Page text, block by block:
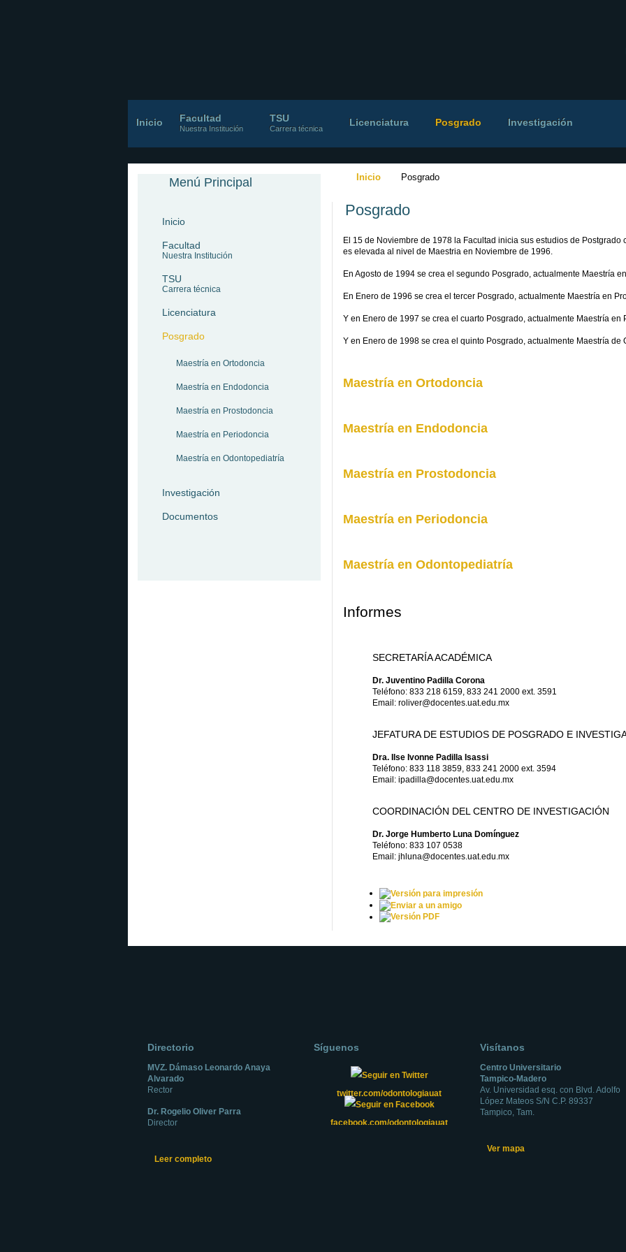
Inicio Facultad
Nuestra Institución
TSU
Carrera técnica
Licenciatura Posgrado Investigación
Inicio Posgrado
Posgrado
El 15 de Noviembre de 1978 la Facultad inicia sus estudios de Postgrado
es elevada al nivel de Maestria en Noviembre de 1996.
En Agosto de 1994 se crea el segundo Posgrado, actualmente Maestría
En Enero de 1996 se crea el tercer Posgrado, actualmente Maestría en
Y en Enero de 1997 se crea el cuarto Posgrado, actualmente Maestría en
Y en Enero de 1998 se crea el quinto Posgrado, actualmente Maestría de
Maestría en Ortodoncia
Maestría en Endodoncia
Maestría en Prostodoncia
Maestría en Periodoncia
Maestría en Odontopediatría
Informes
SECRETARÍA ACADÉMICA
Dr. Juventino Padilla Corona
Teléfono: 833 218 6159, 833 241 2000 ext. 3591
Email: roliver@docentes.uat.edu.mx
JEFATURA DE ESTUDIOS DE POSGRADO E
Dra. Ilse Ivonne Padilla Isassi
Teléfono: 833 118 3859, 833 241 2000 ext. 3594
Email: ipadilla@docentes.uat.edu.mx
COORDINACIÓN DEL CENTRO DE INVESTIGACIÓN
Dr. Jorge Humberto Luna Domínguez
Teléfono: 833 107 0538
Email: jhluna@docentes.uat.edu.mx
Menú Principal
Inicio
Facultad
Nuestra Institución
TSU
Carrera técnica
Licenciatura
Posgrado
Maestría en Ortodoncia
Maestría en Endodoncia
Maestría en Prostodoncia
Maestría en Periodoncia
Maestría en Odontopediatría
Investigación
Documentos
Directorio
MVZ. Dámaso Leonardo Anaya
Alvarado
Rector
Dr. Rogelio Oliver Parra
Director
Leer completo
Síguenos
twitter.com/odontologiauat
facebook.com/odontologiauat
Visítanos
Centro Universitario
Tampico-Madero
Av. Universidad esq. con Blvd. Adolfo
López Mateos S/N C.P. 89337
Tampico, Tam.
Ver mapa